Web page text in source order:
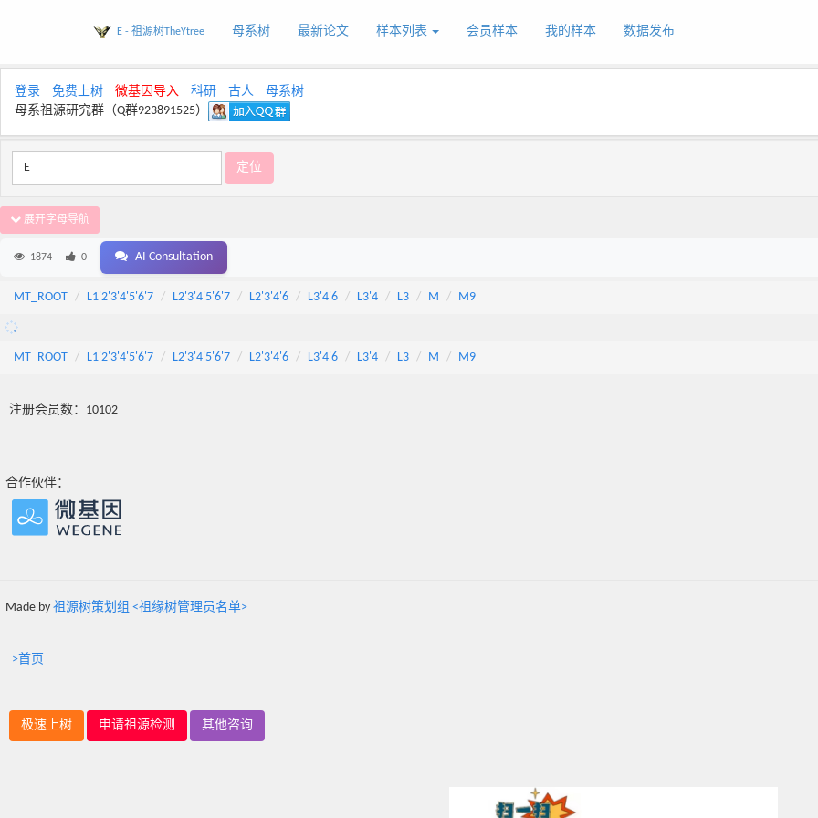
E - 祖源树TheYtree 母系树 最新论文 样本列表 会员样本 我的样本 数据发布
登录 免费上树 微基因导入 科研 古人
母系树
母系祖源研究群（Q群923891525）
展开字母导航
1874 0 AI Consultation
MT_ROOT L1'2'3'4'5'6'7 L2'3'4'5'6'7 L2'3'4'6 L3'4'6 L3'4 L3 M M9
MT_ROOT L1'2'3'4'5'6'7 L2'3'4'5'6'7 L2'3'4'6 L3'4'6 L3'4 L3 M M9
注册会员数：10102
合作伙伴：
Made by 祖源树策划组 <祖缘树管理员名单>
>首页
极速上树 申请祖源检测 其他咨询